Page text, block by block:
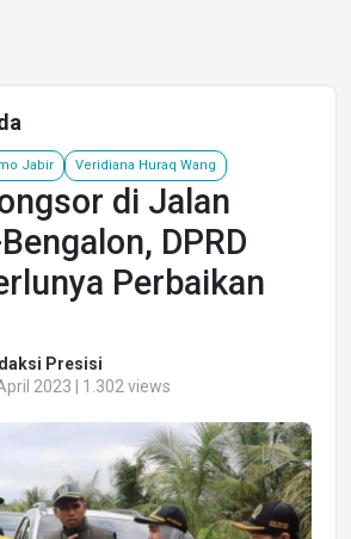
Jabir Veridiana Huraq Wang
di Jalan
DPRD
Perbaikan
Presisi
2023 | 1.302 views